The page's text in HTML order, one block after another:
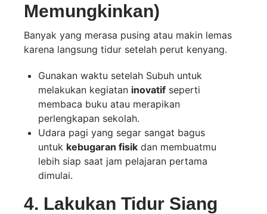
Memungkinkan)
Banyak yang merasa pusing atau makin lemas
karena langsung tidur setelah perut kenyang.
Gunakan waktu setelah Subuh untuk
melakukan kegiatan inovatif seperti
membaca buku atau merapikan
perlengkapan sekolah.
Udara pagi yang segar sangat bagus
untuk kebugaran fisik dan membuatmu
lebih siap saat jam pelajaran pertama
dimulai.
4. Lakukan Tidur Siang